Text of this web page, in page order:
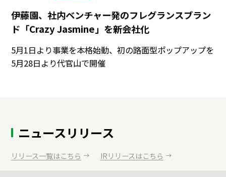
伊藤園、社内ベンチャー発のフレグランスブラン
ド「Crazy Jasmine」を新会社化
5月1日より事業を本格始動、初の路面型ポップアップを
5月28日より代官山で開催
ニュースリリース
リリース一覧はこちら IRリリースはこちら